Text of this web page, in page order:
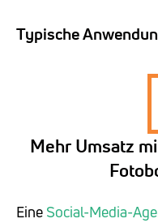
Typische
Mehr Umsatz
Eine Social-Media-